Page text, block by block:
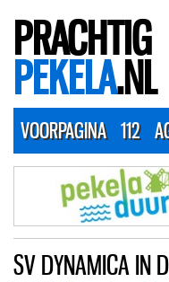
PRACHTIG
PEKELA.NL
VOORPAGINA 112
SV DYNAMICA IN